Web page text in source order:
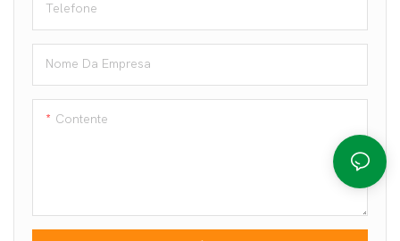
Telefone
Nome Da Empresa
Contente